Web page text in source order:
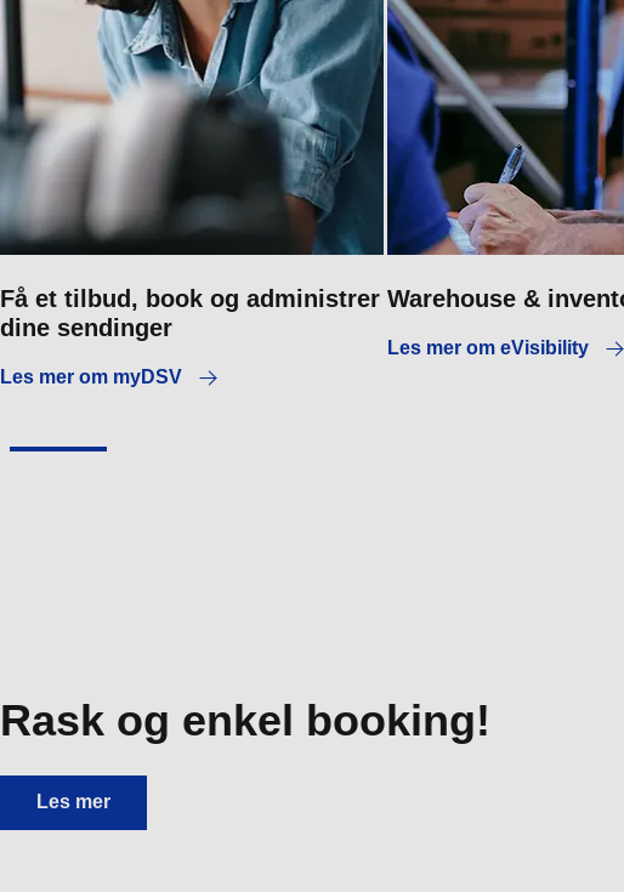
Få et tilbud, book og administrer
dine sendinger
Les mer om myDSV
Warehouse &
Les mer om eVisibility
Rask og enkel booking!
Rask og enkel booking!
Les mer